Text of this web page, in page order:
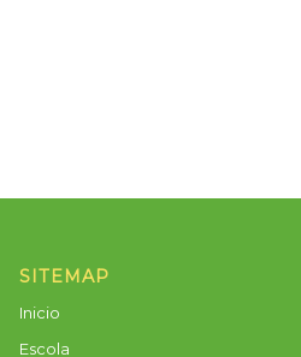
SITEMAP
Inicio
Escola